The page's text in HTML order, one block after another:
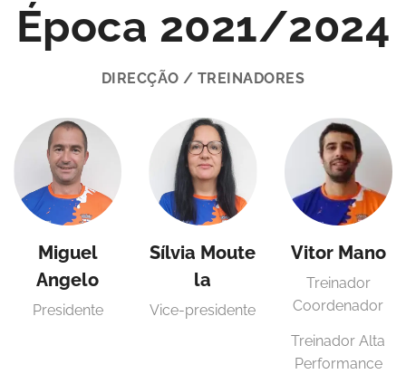
Época 2021/2024
DIRECÇÃO / TREINADORES
Miguel
Angelo
Presidente
Sílvia Moute
la
Vice-presidente
Vitor Mano
Treinador
Coordenador
Treinador Alta
Performance